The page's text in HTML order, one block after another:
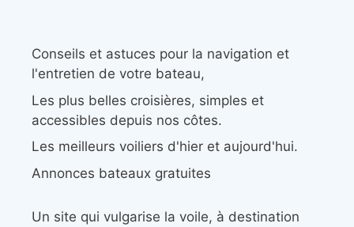
Conseils et astuces pour la navigation et
l'entretien de votre bateau,
Les plus belles croisières, simples et
accessibles depuis nos côtes.
Les meilleurs voiliers d'hier et aujourd'hui.
Annonces bateaux gratuites
Un site qui vulgarise la voile, à destination